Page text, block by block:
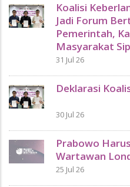
Koalisi
Jadi Forum
Pemerintah,
Masyarakat
31 Jul 26
Deklarasi
30 Jul 26
Prabowo
Wartawan
25 Jul 26